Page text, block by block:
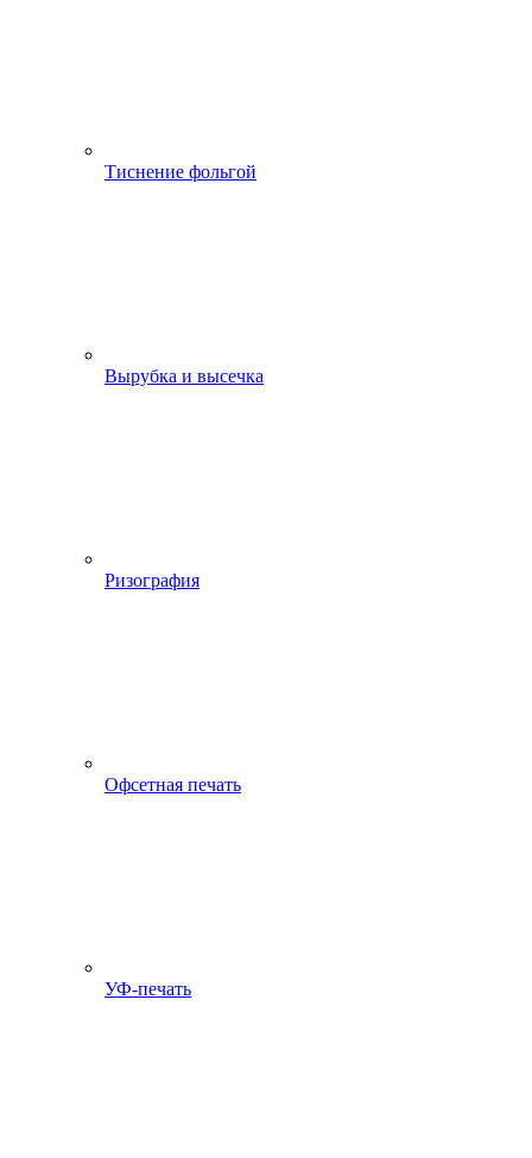
Тиснение фольгой
Вырубка и высечка
Ризография
Офсетная печать
УФ-печать